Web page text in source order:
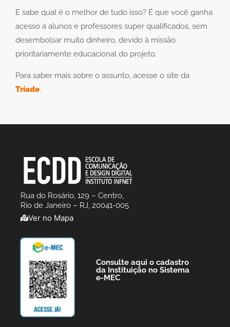
E sabe qual é o melhor de tudo isso? É que você ganha
acesso a alunos e professores super qualificados, sem
desembolsar muito dinheiro, devido à missão
prioritariamente educacional do projeto.
Para saber mais sobre o assunto, acesse o site da
Tríade.
Rua do Rosário, 129 – Centro,
Rio de Janeiro – RJ, 20041-005
Ver no Mapa
Consulte aqui o cadastro
da Instituição no Sistema
e-MEC